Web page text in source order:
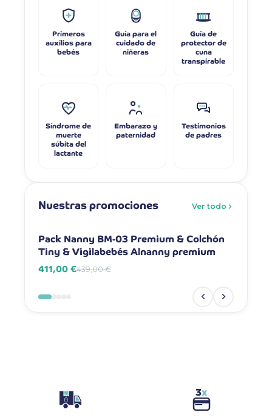
Primeros
auxilios para
bebés
Guía para el
cuidado de
niñeras
Guía de
protector de
cuna
transpirable
Síndrome de
muerte
súbita del
lactante
Embarazo y
paternidad
Testimonios
de padres
Nuestras promociones Ver todo
Pack Nanny BM-03 Premium & Colchón
Tiny & Vigilabebés Alnanny premium
411,00 €439,00 €